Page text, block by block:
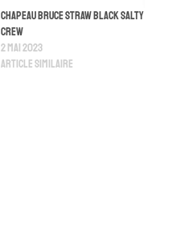
Chapeau Bruce Straw Black Salty
Crew
2 mai 2023
Article similaire